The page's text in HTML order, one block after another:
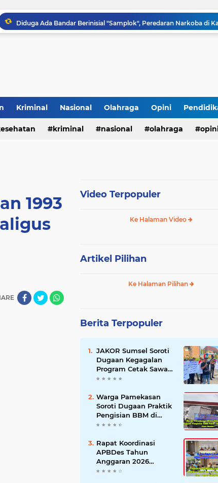
Kriminal Nasional Olahraga Opini
kriminal nasional olahraga
1993
Video Terpopuler
Ke Halaman Video
Artikel Pilihan
Ke Halaman Pilihan
Berita Terpopuler
JAKOR Sumsel Soroti
Dugaan Kegagalan
Program Cetak Sawah
Rp105 Miliar di Ogan
Pertanian Mundur
Warga Pamekasan
Soroti Dugaan Praktik
Pengisian BBM di
SPBU Cem Manis,
Pengawasan
Rapat Koordinasi
APBDes Tahun
Anggaran 2026
Semester II,